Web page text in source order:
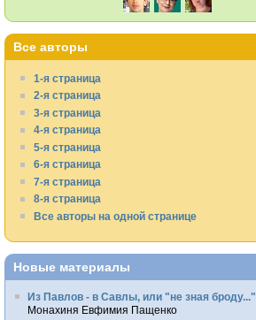
Все авторы
1-я страница
2-я страница
3-я страница
4-я страница
5-я страница
6-я страница
7-я страница
8-я страница
Все авторы на одной странице
Новые материалы
Из Павлов - в Савлы, или "не зная броду..."
Монахиня Евфимия Пащенко